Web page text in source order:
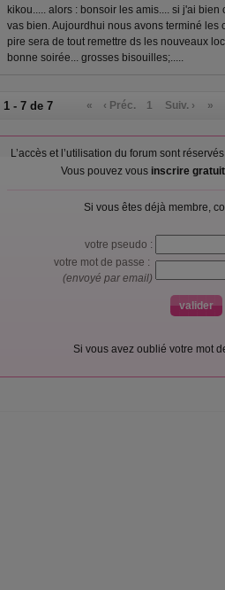
kikou..... alors : bonsoir les amis.... si j'ai
vas bien. Aujourdhui nous avons terminé les
pire sera de tout remettre ds les nouveaux
bonne soirée... grosses bisouilles;.....
1 - 7 de 7 « ‹ Préc. 1 Suiv. › »
L’accès et l’utilisation du forum sont
Vous pouvez vous inscrire
Si vous êtes déjà membre,
votre pseudo :
votre mot de passe :
(envoyé par email)
Si vous avez oublié votre mot